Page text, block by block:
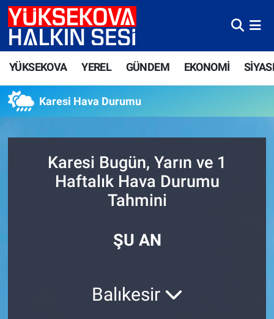
YÜKSEKOVA YEREL GÜNDEM EKONOMİ
Karesi Hava Durumu
Karesi Bugün, Yarın ve 1
Haftalık Hava Durumu
Tahmini
ŞU AN
Balıkesir
Yüksekova Nöbetçi Eczaneler
Yüksekova Trafik Yoğunluk Haritası
Süper Lig Puan Durumu ve Fikstür
Tüm Manşetler
Son Dakika Haberleri